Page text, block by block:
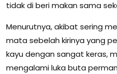
tidak di beri makan sama
Menurutnya, akibat sering
mata sebelah kirinya yang
kayu dengan sangat keras,
mengalami luka buta